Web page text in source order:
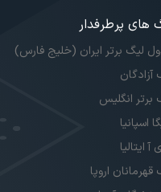
های پرطرفدار
لیگ برتر ایران (خلیج فارس)
آزادگان
برتر انگلیس
اسپانیا
ایتالیا
قهرمانان اروپا